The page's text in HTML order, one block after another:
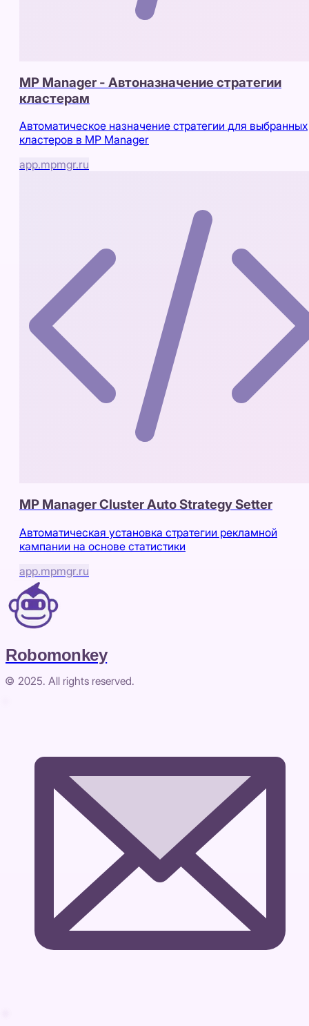
MP Manager - Автоназначение стратегии
кластерам
Автоматическое назначение стратегии для выбранных
кластеров в MP Manager
app.mpmgr.ru
MP Manager Cluster Auto Strategy Setter
Автоматическая установка стратегии рекламной
кампании на основе статистики
app.mpmgr.ru
Robomonkey
© 2025. All rights reserved.